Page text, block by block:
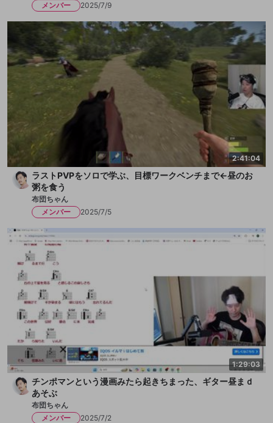
メンバー
2025/7/9
2:41:04
ラストPVPをソロで学ぶ、目標ワークベンチまで←昼のお
粥を食う
布団ちゃん
メンバー
2025/7/5
1:29:03
チンポマンという漫画みたら起きちまった、ギター昼まｄ
あそぶ
布団ちゃん
メンバー
2025/7/2